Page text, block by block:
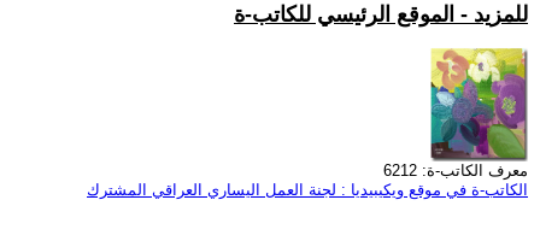
للمزيد - الموقع الرئيسي للكاتب-ة
معرف الكاتب-ة: 6212
الكاتب-ة في موقع ويكيبيديا : لجنة العمل اليساري العراقي المشترك